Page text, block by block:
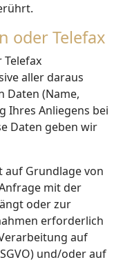
oder Telefax
Telefax
aller daraus
Daten (Name,
Ihres Anliegens bei
Daten geben wir
auf Grundlage von
mit der
oder zur
erforderlich
auf
und/oder auf